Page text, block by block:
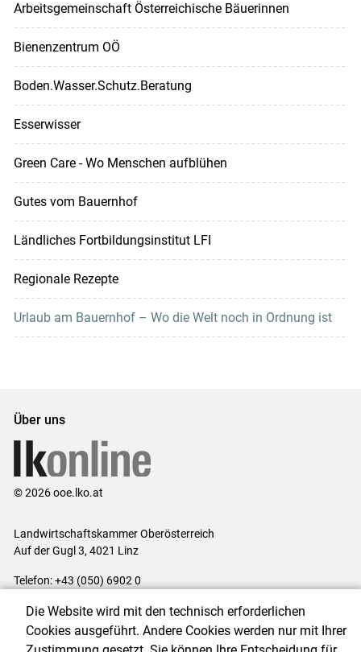
Arbeitsgemeinschaft Österreichische Bäuerinnen
Bienenzentrum OÖ
Boden.Wasser.Schutz.Beratung
Esserwisser
Green Care - Wo Menschen aufblühen
Gutes vom Bauernhof
Ländliches Fortbildungsinstitut LFI
Regionale Rezepte
Urlaub am Bauernhof – Wo die Welt noch in Ordnung ist
Über uns
© 2026 ooe.lko.at
Landwirtschaftskammer Oberösterreich
Auf der Gugl 3, 4021 Linz
Telefon: +43 (050) 6902 0
Impressum|Kontakt|Gewinnspiele|Datenschutzerklärung |
Barrierefreiheit
Cookie-Einstellungen
Die Website wird mit den technisch erforderlichen
Cookies ausgeführt. Andere Cookies werden nur mit Ihrer